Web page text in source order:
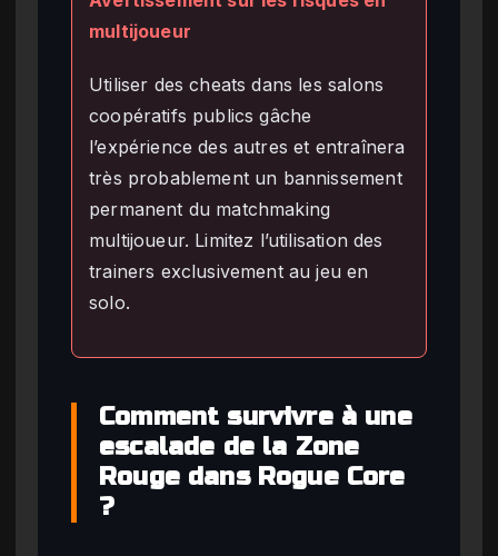
multijoueur
Utiliser des cheats dans les salons
coopératifs publics gâche
l’expérience des autres et entraînera
très probablement un bannissement
permanent du matchmaking
multijoueur. Limitez l’utilisation des
trainers exclusivement au jeu en
solo.
Comment survivre à une
escalade de la Zone
Rouge dans Rogue Core
?